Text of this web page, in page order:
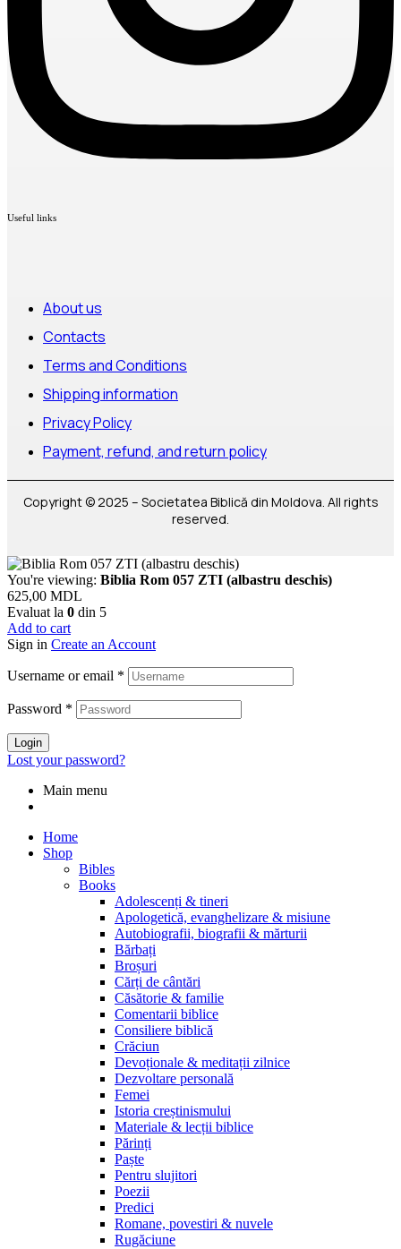
Useful links
About us
Contacts
Terms and Conditions
Shipping information
Privacy Policy
Payment, refund, and return policy
Copyright © 2025 – Societatea Biblică din Moldova. All rights
reserved.
You're viewing: Biblia Rom 057 ZTI (albastru deschis)
625,00 MDL
Evaluat la 0 din 5
Add to cart
Sign in Create an Account
Username or email *
Password *
Login
Lost your password?
Main menu
Home
Shop
Bibles
Books
Adolescenți & tineri
Apologetică, evanghelizare & misiune
Autobiografii, biografii & mărturii
Bărbați
Broșuri
Cărți de cântări
Căsătorie & familie
Comentarii biblice
Consiliere biblică
Crăciun
Devoționale & meditații zilnice
Dezvoltare personală
Femei
Istoria creștinismului
Materiale & lecții biblice
Părinți
Paște
Pentru slujitori
Poezii
Predici
Romane, povestiri & nuvele
Rugăciune